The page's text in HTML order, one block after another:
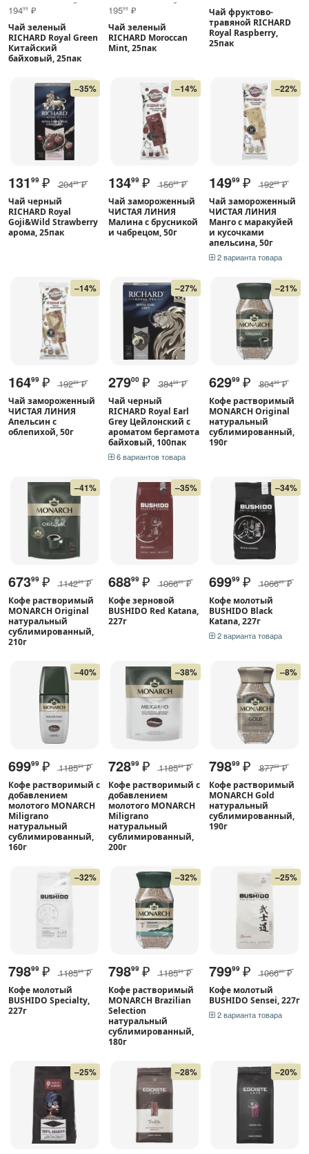
19499 ₽
Чай зеленый
RICHARD Royal Green
Китайский
байховый, 25пак
19599 ₽
Чай зеленый
RICHARD Moroccan
Mint, 25пак
Чай фруктово-
травяной RICHARD
Royal Raspberry,
25пак
–35%
131 99 ₽ 20499 ₽
Чай черный
RICHARD Royal
Goji&Wild Strawberry
арома, 25пак
–14%
13499 ₽ 15699 ₽
Чай замороженный
ЧИСТАЯ ЛИНИЯ
Малина с брусникой
и чабрецом, 50г
–22%
14999 ₽ 19299 ₽
Чай замороженный
ЧИСТАЯ ЛИНИЯ
Манго с маракуйей
и кусочками
апельсина, 50г
2 варианта товара
–14%
16499 ₽ 19299 ₽
Чай замороженный
ЧИСТАЯ ЛИНИЯ
Апельсин с
облепихой, 50г
–27%
27900 ₽ 38499 ₽
Чай черный
RICHARD Royal Earl
Grey Цейлонский с
ароматом бергамота
байховый, 100пак
6 вариантов товара
–21%
62999 ₽ 80499 ₽
Кофе растворимый
MONARCH Original
натуральный
сублимированный,
190г
–41%
67399 ₽ 114299 ₽
Кофе растворимый
MONARCH Original
натуральный
сублимированный,
210г
–35%
68899 ₽ 106699 ₽
Кофе зерновой
BUSHIDO Red Katana,
227г
–34%
69999 ₽ 106699 ₽
Кофе молотый
BUSHIDO Black
Katana, 227г
2 варианта товара
–40%
69999 ₽ 118599 ₽
Кофе растворимый с
добавлением
молотого MONARCH
Miligrano
натуральный
сублимированный,
160г
–38%
72899 ₽ 118599 ₽
Кофе растворимый с
добавлением
молотого MONARCH
Miligrano
натуральный
сублимированный,
200г
–8%
79899 ₽ 87799 ₽
Кофе растворимый
MONARCH Gold
натуральный
сублимированный,
190г
–32%
79899 ₽ 118599 ₽
Кофе молотый
BUSHIDO Specialty,
227г
–32%
79899 ₽ 118599 ₽
Кофе растворимый
MONARCH Brazilian
Selection
натуральный
сублимированный,
180г
–25%
79999 ₽ 106699 ₽
Кофе молотый
BUSHIDO Sensei, 227г
2 варианта товара
–25% –28% –20%